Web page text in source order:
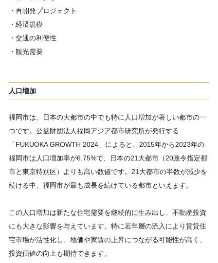
・再開発プロジェクト
・経済規模
・交通の利便性
・観光需要
人口増加
福岡市は、日本の大都市の中でも特に人口増加が著しい都市の一
つです。公益財団法人福岡アジア都市研究所が発行する
「FUKUOKA GROWTH 2024」によると、2015年から2023年の
福岡市は人口増加率が6.75%で、日本の21大都市（20政令指定都
市と東京特別区）よりも高い数値です。21大都市の半数が減少を
続ける中、福岡市が最も成長を続けている都市といえます。
この人口増加は新たな住宅需要を継続的に生み出し、不動産投資
にも大きな影響を与えています。特に若年層の流入により賃貸住
宅市場が活性化し、地価や家賃の上昇につながる可能性が高く、
投資価値の向上も期待できます。